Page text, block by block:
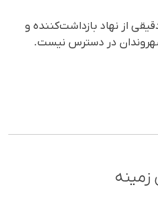
از نهاد بازداشت‌کننده و
در دسترس نیست.
زمینه